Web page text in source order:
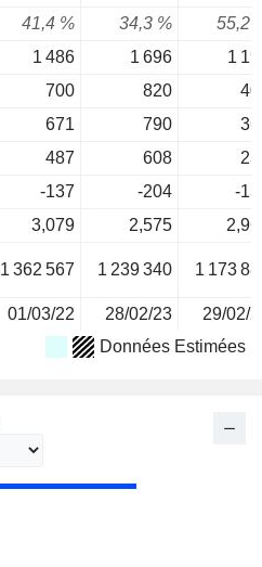
41,4 % 34,3 %
55,2
1 486 1 696
1
700 820
671 790
487 608
-137 -204
-
3,079 2,575
1 362 567 1 239 340 1 173
01/03/22 28/02/23 29/02/
Données Estimées